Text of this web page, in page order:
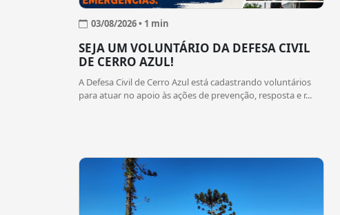
03/08/2026 • 1 min
SEJA UM VOLUNTÁRIO DA DEFESA CIVIL
DE CERRO AZUL!
A Defesa Civil de Cerro Azul está cadastrando voluntários
para atuar no apoio às ações de prevenção, resposta e r...